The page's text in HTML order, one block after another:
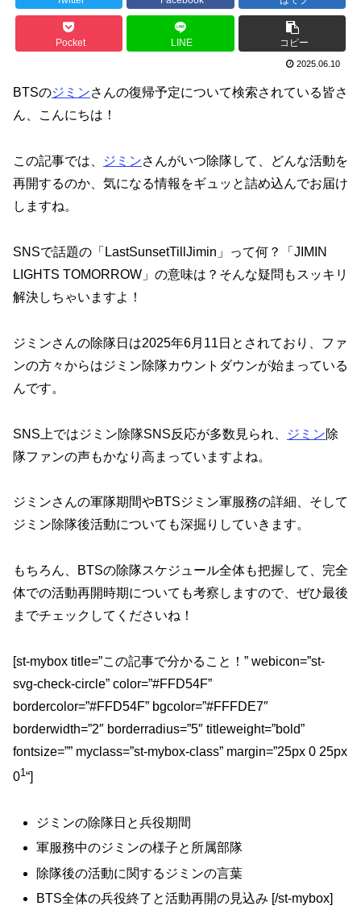
Pocket LINE コピー
2025.06.10
BTSのジミンさんの復帰予定について検索されている皆さ
ん、こんにちは！
この記事では、 ジミンさんがいつ除隊して、どんな活動を
再開するのか、気になる情報をギュッと詰め込んでお届け
しますね。
SNSで話題の「LastSunsetTillJimin」って何？「JIMIN
LIGHTS TOMORROW」の意味は？そんな疑問もスッキリ
解決しちゃいますよ！
ジミンさんの除隊日は2025年6月11日とされており、ファ
ンの方々からはジミン除隊カウントダウンが始まっている
んです。
SNS上ではジミン除隊SNS反応が多数見られ、 ジミン除
隊ファンの声もかなり高まっていますよね。
ジミンさんの軍隊期間やBTSジミン軍服務の詳細、そして
ジミン除隊後活動についても深掘りしていきます。
もちろん、BTSの除隊スケジュール全体も把握して、完全
体での活動再開時期についても考察しますので、ぜひ最後
までチェックしてくださいね！
[st-mybox title=”この記事で分かること！” webicon=”st-
svg-check-circle” color=”#FFD54F”
bordercolor=”#FFD54F” bgcolor=”#FFFDE7″
borderwidth=”2″ borderradius=”5″ titleweight=”bold”
fontsize=”” myclass=”st-mybox-class” margin=”25px 0 25px
01“]
ジミンの除隊日と兵役期間
軍服務中のジミンの様子と所属部隊
除隊後の活動に関するジミンの言葉
BTS全体の兵役終了と活動再開の見込み [/st-mybox]